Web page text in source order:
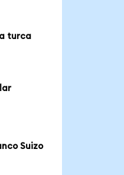
turca
Suizo